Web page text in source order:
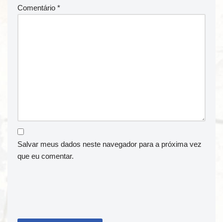
Comentário *
Salvar meus dados neste navegador para a próxima vez
que eu comentar.